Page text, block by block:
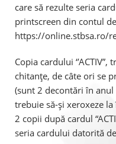
care să rezulte seria
printscreen din contul
https://online.stbsa.ro/
Copia cardului
chitanțe, de câte ori se
(sunt 2 decontări în
trebuie să-şi xeroxeze
2 copii după cardul
seria cardului datorită